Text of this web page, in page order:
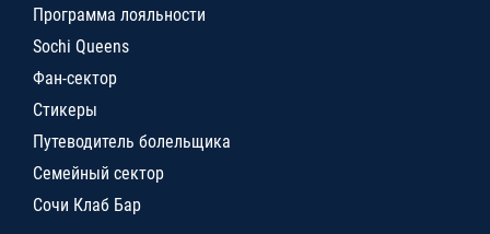
Программа лояльности
Sochi Queens
Фан-сектор
Стикеры
Путеводитель болельщика
Семейный сектор
Сочи Клаб Бар